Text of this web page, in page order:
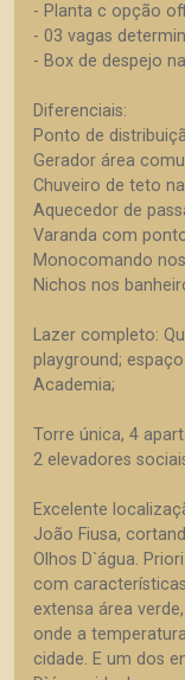
- Planta c opção
- 03 vagas
- Box de despejo
Diferenciais:
Ponto de
Gerador área
Chuveiro de teto
Aquecedor de
Varanda com
Monocomando
Nichos nos
Lazer completo:
playground;
Academia;
Torre única, 4
2 elevadores
Excelente
João Fiusa,
Olhos D`água.
com
extensa área
onde a
cidade. E um dos